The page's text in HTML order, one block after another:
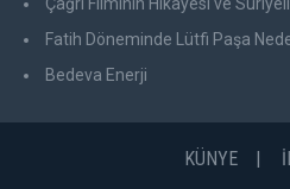
Fatih Döneminde Lütfi Paşa
Bedeva Enerji
KÜNYE